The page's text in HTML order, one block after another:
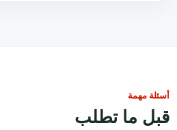
أسئلة مهمة
قبل ما تطلب